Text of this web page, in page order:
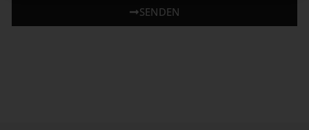
SENDEN